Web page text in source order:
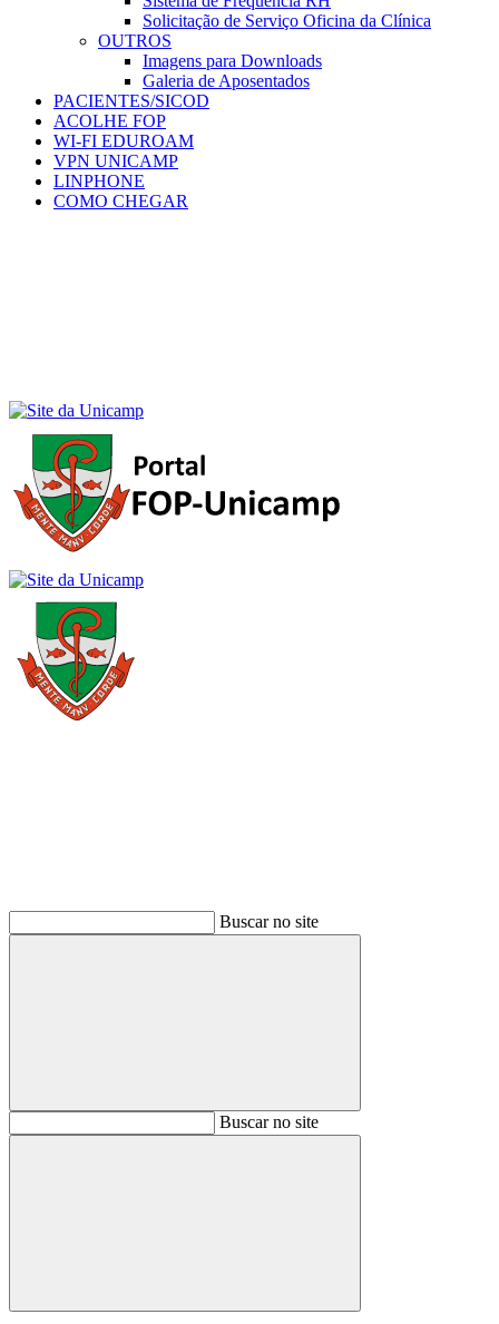
Solicitação de Serviço Oficina da Clínica
OUTROS
Imagens para Downloads
Galeria de Aposentados
PACIENTES/SICOD
ACOLHE FOP
WI-FI EDUROAM
VPN UNICAMP
LINPHONE
COMO CHEGAR
Buscar no site
BuscarBuscar no site
Buscar